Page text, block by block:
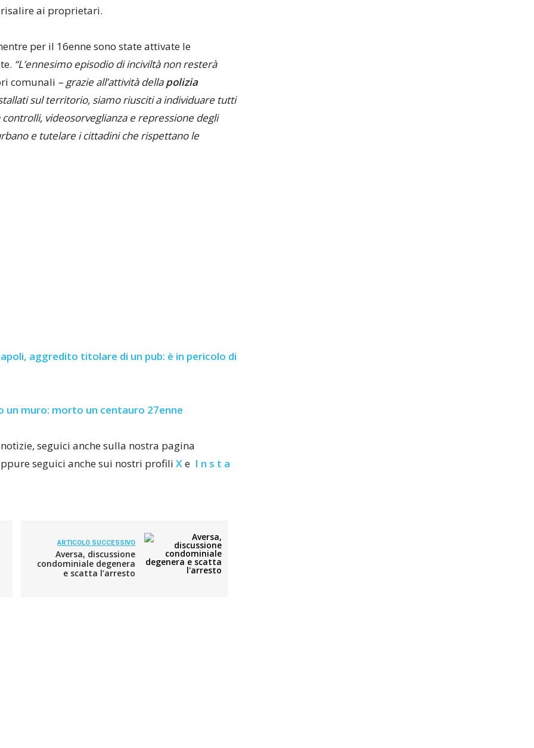
ai proprietari.
per il 16enne sono state attivate le
“L’ennesimo episodio di inciviltà non resterà
comunali – grazie all’attività dellapolizia
sul territorio, siamo riusciti a individuare tutti
videosorveglianza e repressione degli
e tutelare i cittadini che rispettano le
aggredito titolare di un pub: è in pericolo di
un muro: morto un centauro 27enne
seguici anche sulla nostra pagina
seguici anche sui nostri profili Xe I n s t a
ARTICOLO SUCCESSIVO
Aversa, discussione
condominiale degenera
e scatta l’arresto